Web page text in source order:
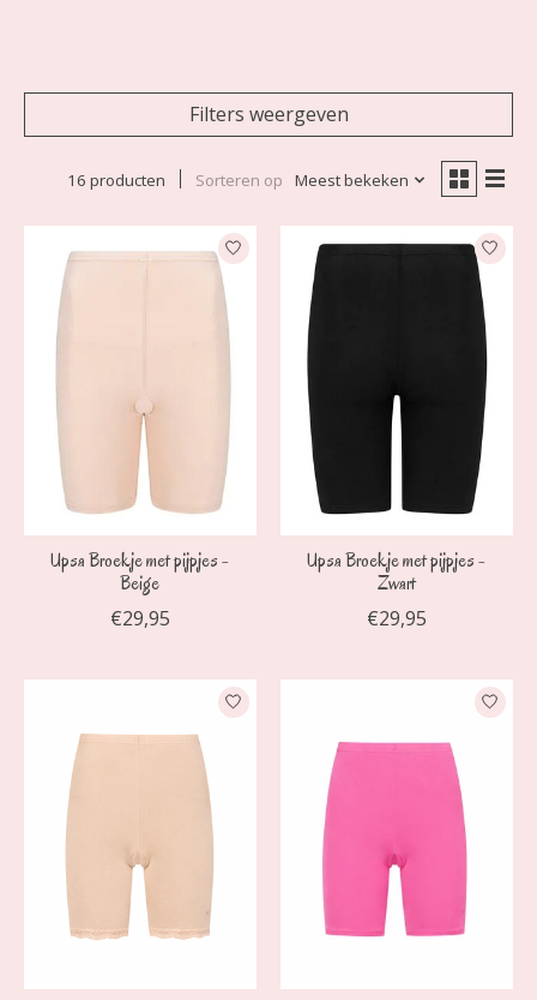
Filters weergeven
16 producten Sorteren op Meest bekeken
Upsa Broekje met pijpjes -
Beige
€29,95
Upsa Broekje met pijpjes -
Zwart
€29,95